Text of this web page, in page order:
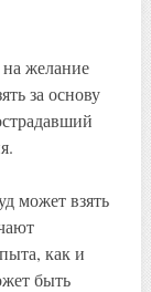
на желание
за основу
может взять
как и
быть